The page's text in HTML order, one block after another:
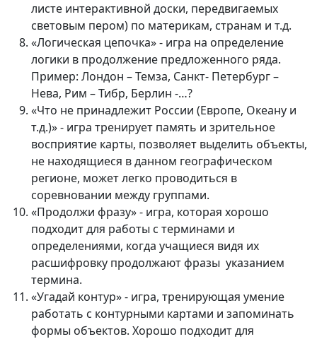
листе интерактивной доски, передвигаемых
световым пером) по материкам, странам и т.д.
«Логическая цепочка» - игра на определение
логики в продолжение предложенного ряда.
Пример: Лондон – Темза, Санкт- Петербург –
Нева, Рим – Тибр, Берлин -…?
«Что не принадлежит России (Европе, Океану и
т.д.)» - игра тренирует память и зрительное
восприятие карты, позволяет выделить объекты,
не находящиеся в данном географическом
регионе, может легко проводиться в
соревновании между группами.
«Продолжи фразу» - игра, которая хорошо
подходит для работы с терминами и
определениями, когда учащиеся видя их
расшифровку продолжают фразы указанием
термина.
«Угадай контур» - игра, тренирующая умение
работать с контурными картами и запоминать
формы объектов. Хорошо подходит для